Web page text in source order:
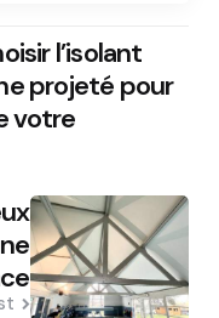
l’isolant
projeté pour
votre